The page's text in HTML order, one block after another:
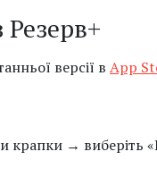
версії в App
крапки → виберіть